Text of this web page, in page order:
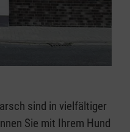
sind in vielfältiger
Sie mit Ihrem Hund